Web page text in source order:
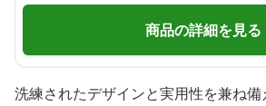
商品の詳細を見る
洗練されたデザインと実用性を兼ね備